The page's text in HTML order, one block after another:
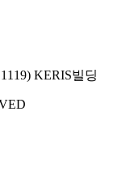
KERIS빌딩